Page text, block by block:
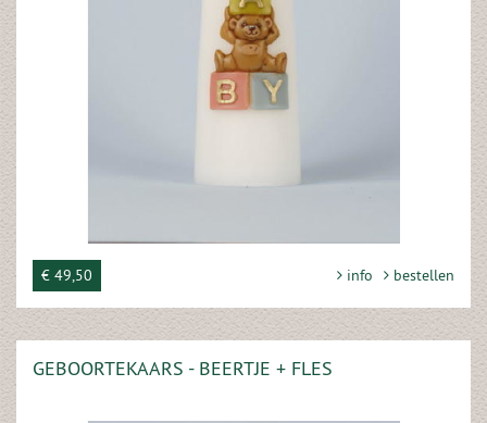
€ 49,50 info bestellen
GEBOORTEKAARS - BEERTJE + FLES